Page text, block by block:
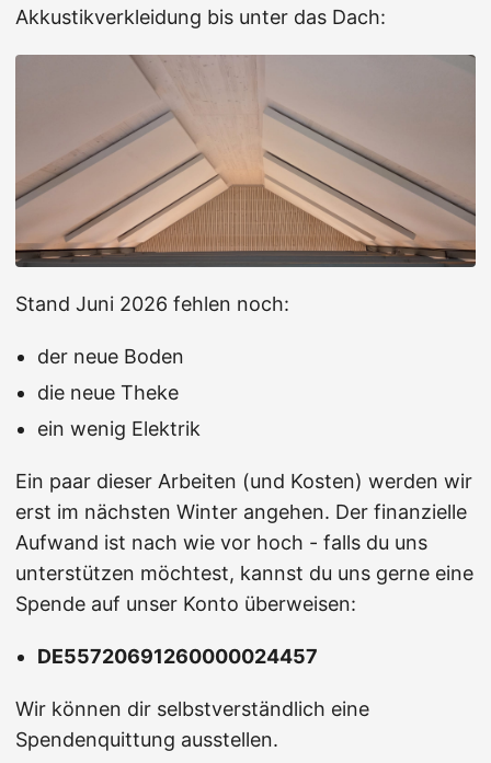
Akkustikverkleidung bis unter das Dach:
Stand Juni 2026 fehlen noch:
der neue Boden
die neue Theke
ein wenig Elektrik
Ein paar dieser Arbeiten (und Kosten) werden wir
erst im nächsten Winter angehen. Der finanzielle
Aufwand ist nach wie vor hoch - falls du uns
unterstützen möchtest, kannst du uns gerne eine
Spende auf unser Konto überweisen:
DE55720691260000024457
Wir können dir selbstverständlich eine
Spendenquittung ausstellen.